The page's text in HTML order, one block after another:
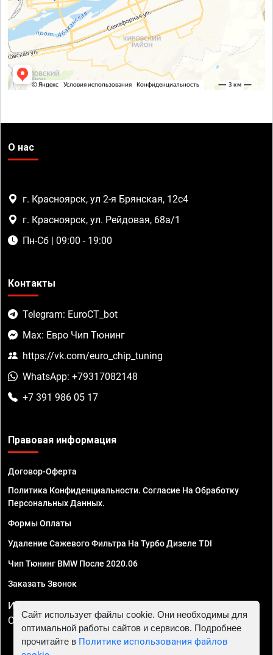
О нас
г. Красноярск, ул 2-я Брянская, 12с4
г. Красноярск, ул. Рейдовая, 68а/1
Пн-Сб | 09:00 - 19:00
Контакты
Telegram: EuroCT_bot
Max: Евро Чип Тюнинг
https://vk.com/euro_chip_tuning
WhatsApp: +79317082148
+7 391 986 05 17
Правовая информация
Договор-Оферта
Политика Конфиденциальности. Согласие На Обработку
Персональных Данных.
Формы Оплаты
Удаление Сажевого Фильтра На Турбо Дизеле TDI
Чип Тюнинг BMW После 2020.06
Заказать Звонок
ИП Смирнов Георгий Павлович. ИНН 781302555843,
ОГРНИП 324470400032610
Сайт использует файлы cookie. Они необходимы для
оптимальной работы сайтов и сервисов. Подробнее
прочитайте в Политике использования файлов